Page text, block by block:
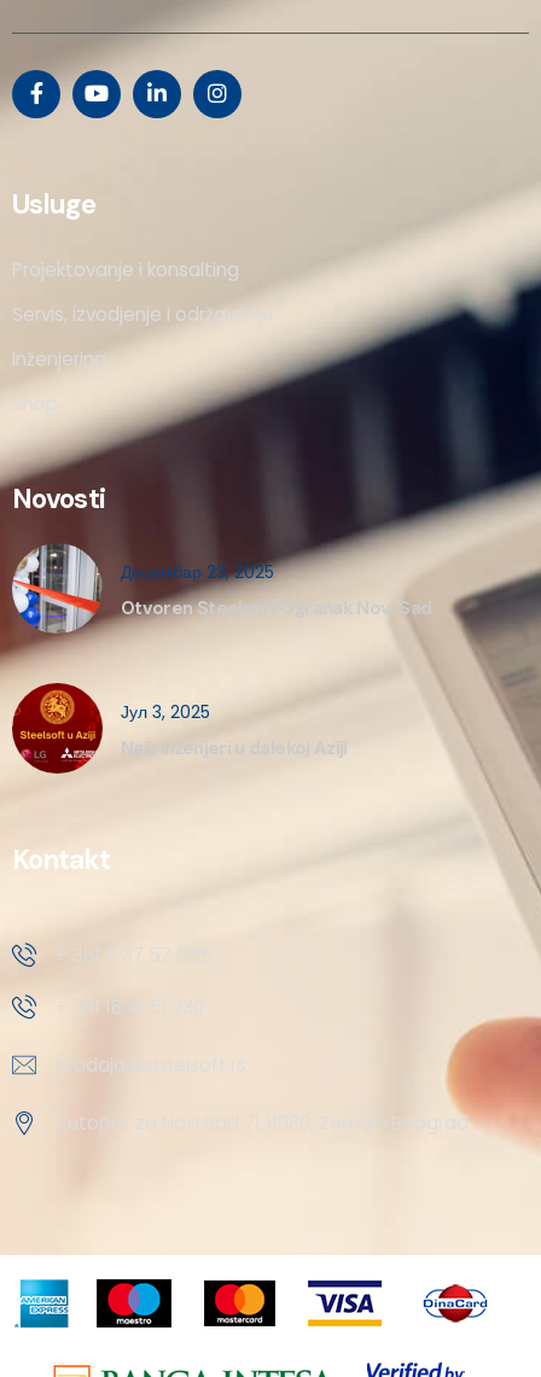
Usluge
Projektovanje i konsalting
Servis, izvodjenje i održavanje
Inženjering
Shop
Novosti
Децембар 23, 2025
Otvoren Steelsoft Ogranak Novi Sad
Јул 3, 2025
Naši inženjeri u dalekoj Aziji
Kontakt
+ 381 11 37 57 555
+ 381 18 41 51 230
prodaja@steelsoft.rs
Autoput za Novi Sad 71 11080, Zemun-Beograd